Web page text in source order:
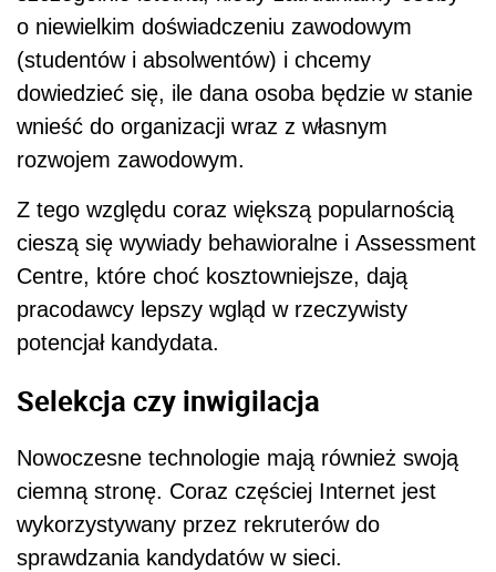
o niewielkim doświadczeniu zawodowym
(studentów i absolwentów) i chcemy
dowiedzieć się, ile dana osoba będzie w stanie
wnieść do organizacji wraz z własnym
rozwojem zawodowym.
Z tego względu coraz większą popularnością
cieszą się wywiady behawioralne i Assessment
Centre, które choć kosztowniejsze, dają
pracodawcy lepszy wgląd w rzeczywisty
potencjał kandydata.
Selekcja czy inwigilacja
Nowoczesne technologie mają również swoją
ciemną stronę. Coraz częściej Internet jest
wykorzystywany przez rekruterów do
sprawdzania kandydatów w sieci.